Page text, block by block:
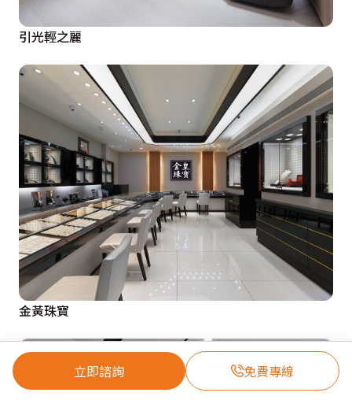
立即諮詢 免費專線
引光輕之麗
金黃珠寶